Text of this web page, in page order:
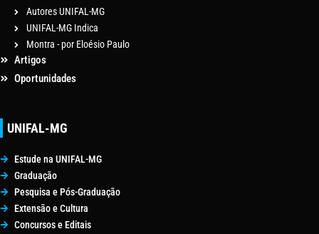
Autores UNIFAL-MG
UNIFAL-MG Indica
Montra - por Eloésio Paulo
Artigos
Oportunidades
UNIFAL-MG
Estude na UNIFAL-MG
Graduação
Pesquisa e Pós-Graduação
Extensão e Cultura
Concursos e Editais